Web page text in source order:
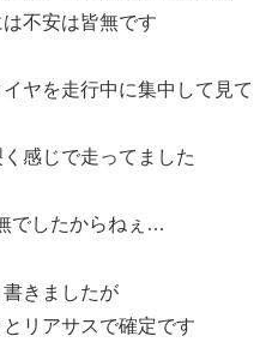
不安は皆無です
ヤを走行中に集中して見て
感じで走ってました
でしたからねぇ…
きましたが
リアサスで確定です